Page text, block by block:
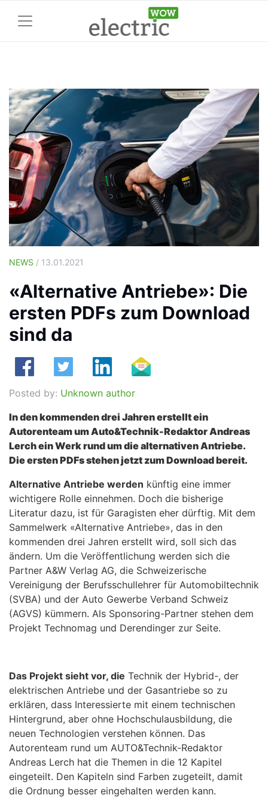
NEWS / 13.01.2021
«Alternative Antriebe»: Die
ersten PDFs zum Download
sind da
Posted by: Unknown author
In den kommenden drei Jahren erstellt ein
Autorenteam um Auto&Technik-Redaktor Andreas
Lerch ein Werk rund um die alternativen Antriebe.
Die ersten PDFs stehen jetzt zum Download bereit.
Alternative Antriebe werden künftig eine immer
wichtigere Rolle einnehmen. Doch die bisherige
Literatur dazu, ist für Garagisten eher dürftig. Mit dem
Sammelwerk «Alternative Antriebe», das in den
kommenden drei Jahren erstellt wird, soll sich das
ändern. Um die Veröffentlichung werden sich die
Partner A&W Verlag AG, die Schweizerische
Vereinigung der Berufsschullehrer für Automobiltechnik
(SVBA) und der Auto Gewerbe Verband Schweiz
(AGVS) kümmern. Als Sponsoring-Partner stehen dem
Projekt Technomag und Derendinger zur Seite.
Das Projekt sieht vor, die Technik der Hybrid-, der
elektrischen Antriebe und der Gasantriebe so zu
erklären, dass Interessierte mit einem technischen
Hintergrund, aber ohne Hochschulausbildung, die
neuen Technologien verstehen können. Das
Autorenteam rund um AUTO&Technik-Redaktor
Andreas Lerch hat die Themen in die 12 Kapitel
eingeteilt. Den Kapiteln sind Farben zugeteilt, damit
die Ordnung besser eingehalten werden kann.